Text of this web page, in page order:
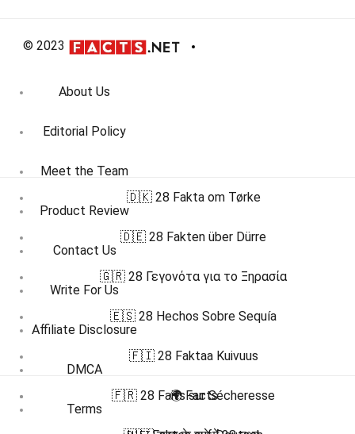
© 2023
About Us
Editorial Policy
Meet the Team
Product Review
Contact Us
Write For Us
Affiliate Disclosure
DMCA
Terms
🇩🇰 28 Fakta om Tørke
🇩🇪 28 Fakten über Dürre
🇬🇷 28 Γεγονότα για το Ξηρασία
🇪🇸 28 Hechos Sobre Sequía
🇫🇮 28 Faktaa Kuivuus
🇫🇷 28 Faits sur Sécheresse
🌍 Facts